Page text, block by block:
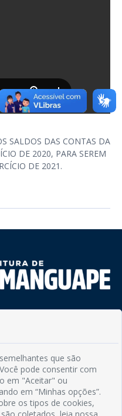
SALDOS DAS CONTAS DA
DE 2020, PARA SEREM
DE 2021.
PB
08h às 13h
que são
pode consentir com
em "Aceitar" ou
em “Minhas opções”.
os tipos de cookies,